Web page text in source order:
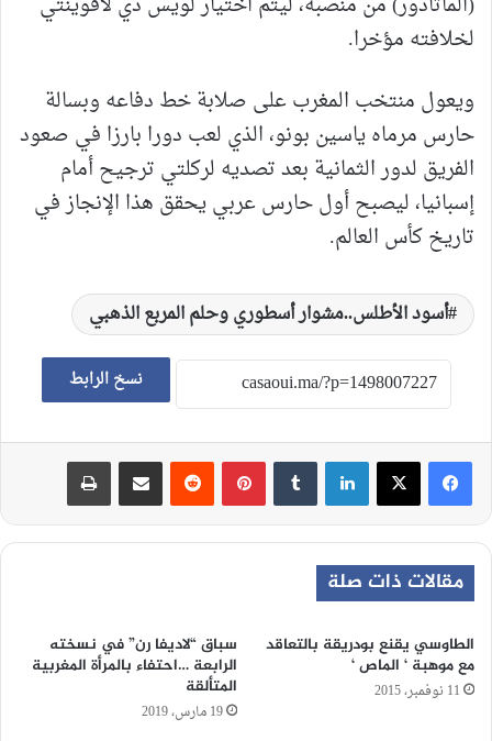
لخلافته مؤخرا.
ويعول منتخب المغرب على صلابة خط دفاعه وبسالة
حارس مرماه ياسين بونو، الذي لعب دورا بارزا في صعود
الفريق لدور الثمانية بعد تصديه لركلتي ترجيح أمام
إسبانيا، ليصبح أول حارس عربي يحقق هذا الإنجاز في
تاريخ كأس العالم.
أسود الأطلس..مشوار أسطوري وحلم المربع الذهبي
نسخ الرابط
لينكدإن بينتيريست
مقالات ذات صلة
الطاوسي يقنع بودريقة بالتعاقد
مع موهبة ‘ الماص ‘
11 نوفمبر، 2015
سباق “لاديفا رن” في نسخته
الرابعة …احتفاء بالمرأة المغربية
المتألقة
19 مارس، 2019